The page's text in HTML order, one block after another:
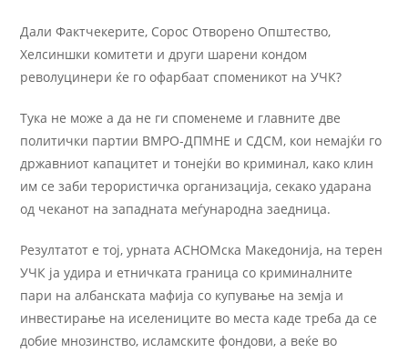
Дали Фактчекерите, Сорос Отворено Општество,
Хелсиншки комитети и други шарени кондом
револуцинери ќе го офарбаат споменикот на УЧК?
Тука не може а да не ги споменеме и главните две
политички партии ВМРО-ДПМНЕ и СДСМ, кои немајќи го
државниот капацитет и тонејќи во криминал, како клин
им се заби терористичка организација, секако ударана
од чеканот на западната меѓународна заедница.
Резултатот е тој, урната АСНОМска Македонија, на терен
УЧК ја удира и етничката граница со криминалните
пари на албанската мафија со купување на земја и
инвестирање на иселениците во места каде треба да се
добие мнозинство, исламските фондови, а веќе во